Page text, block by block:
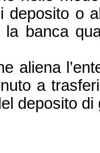
deposito o
la banca
aliena
a
deposito